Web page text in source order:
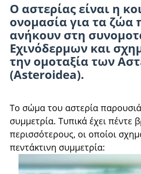
Ο αστερίας είναι η
ονομασία για τα ζώα
ανήκουν στη
Εχινόδερμων και
την ομοταξία των
(Asteroidea).
Το σώμα του αστερία
συμμετρία. Τυπικά έχει πέντε
περισσότερους, οι οποίοι
πεντάκτινη συμμετρία: